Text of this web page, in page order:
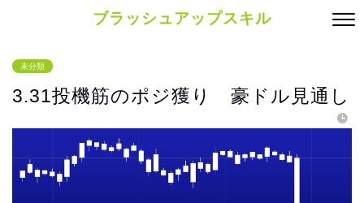
ブラッシュアップスキル
未分類
3.31投機筋のポジ獲り 豪ドル見通し